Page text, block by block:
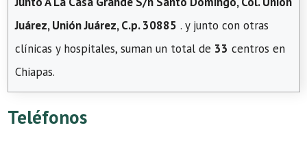
Juárez, Unión Juárez, C.p. 30885 . y junto con otras
clínicas y hospitales, suman un total de 33 centros en
Chiapas.
Teléfonos